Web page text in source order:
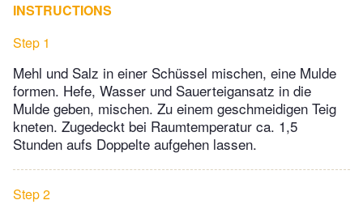
INSTRUCTIONS
Step 1
Mehl und Salz in einer Schüssel mischen, eine Mulde
formen. Hefe, Wasser und Sauerteigansatz in die
Mulde geben, mischen. Zu einem geschmeidigen Teig
kneten. Zugedeckt bei Raumtemperatur ca. 1,5
Stunden aufs Doppelte aufgehen lassen.
Step 2